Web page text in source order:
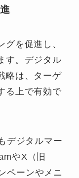
を促進し、
す。デジタル
略は、ターゲ
る上で有効で
デジタルマー
やX（旧
ペーンやメニ